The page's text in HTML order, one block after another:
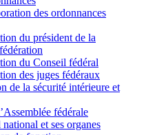
des ordonnances
du président de la
du Conseil fédéral
des juges fédéraux
de la sécurité intérieure et
fédérale
et ses organes